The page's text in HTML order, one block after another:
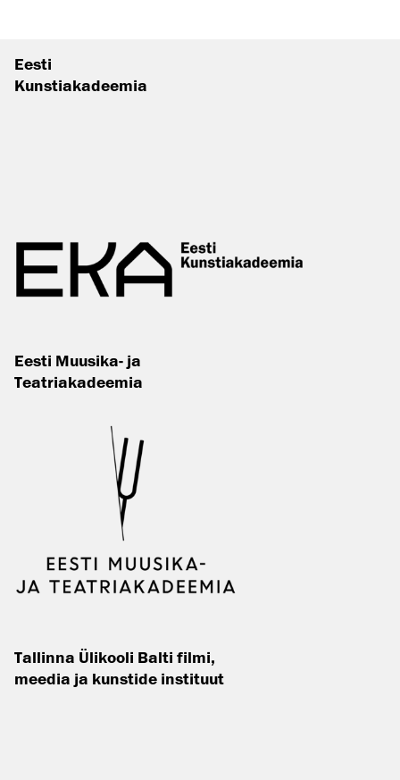
Eesti
Kunstiakadeemia
Eesti Muusika- ja
Teatriakadeemia
Tallinna Ülikooli Balti filmi,
meedia ja kunstide instituut